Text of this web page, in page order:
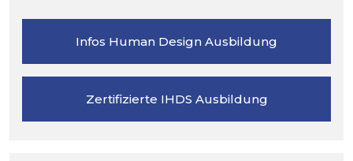
Infos Human Design Ausbildung
Zertifizierte IHDS Ausbildung